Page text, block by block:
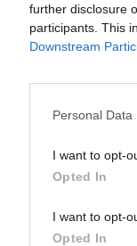
further disclosure
participants. This
Downstream
Personal
I want to opt-
Opted In
I want to opt-
Opted In